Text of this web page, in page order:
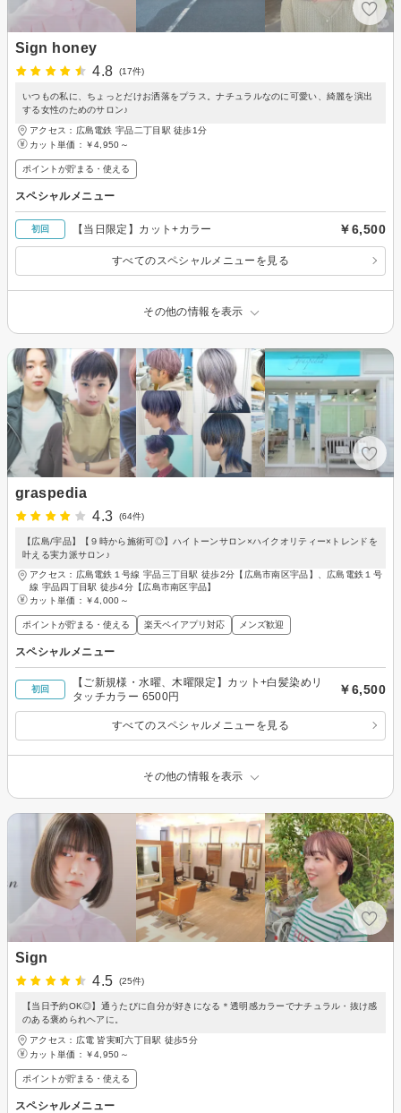
Sign honey
4.8
(17件)
いつもの私に、ちょっとだけお洒落をプラス。ナチュラルなのに可愛い、綺麗を演出
する女性のためのサロン♪
アクセス：広島電鉄 宇品二丁目駅 徒歩1分
カット単価： ￥4,950～
ポイントが貯まる・使える
スペシャルメニュー
初回 【当日限定】カット+カラー ￥6,500
すべてのスペシャルメニューを見る
その他の情報を表示
graspedia
4.3
(64件)
【広島/宇品】【９時から施術可◎】ハイトーンサロン×ハイクオリティー×トレンドを
叶える実力派サロン♪
アクセス：広島電鉄１号線 宇品三丁目駅 徒歩2分【広島市南区宇品】、広島電鉄１号
線 宇品四丁目駅 徒歩4分【広島市南区宇品】
カット単価： ￥4,000～
ポイントが貯まる・使える 楽天ペイアプリ対応 メンズ歓迎
スペシャルメニュー
初回
【ご新規様・水曜、木曜限定】カット+白髪染めリ
タッチカラー 6500円
￥6,500
すべてのスペシャルメニューを見る
その他の情報を表示
Sign
4.5
(25件)
【当日予約OK◎】通うたびに自分が好きになる＊透明感カラーでナチュラル・抜け感
のある褒められヘアに。
アクセス：広電 皆実町六丁目駅 徒歩5分
カット単価： ￥4,950～
ポイントが貯まる・使える
スペシャルメニュー